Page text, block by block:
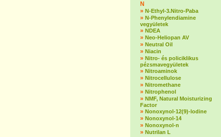
N
» N-Ethyl-3.Nitro-Paba
» N-Phenylendiamine
vegyületek
» NDEA
» Neo-Heliopan AV
» Neutral Oil
» Niacin
» Nitro- és policiklikus
pézsmavegyületek
» Nitroaminok
» Nitrocellulose
» Nitromethane
» Nitrophenol
» NMF, Natural Moisturizing
Factor
» Nonoxynol-12(9)-lodine
» Nonoxynol-14
» Nonoxynol-n
» Nutrilan L